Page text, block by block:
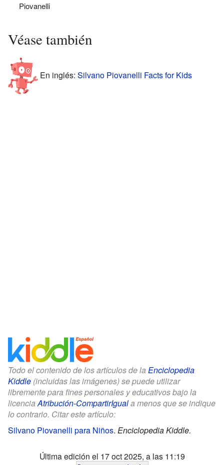
Piovanelli
Véase también
En inglés: Silvano Piovanelli Facts for Kids
Todo el contenido de los artículos de la Enciclopedia
Kiddle (incluidas las imágenes) se puede utilizar
libremente para fines personales y educativos bajo la
licenciaAtribución-CompartirIguala menos que se indique
lo contrario. Citar este artículo:
Silvano Piovanelli para Niños. Enciclopedia Kiddle.
Última edición el 17 oct 2025, a las 11:19